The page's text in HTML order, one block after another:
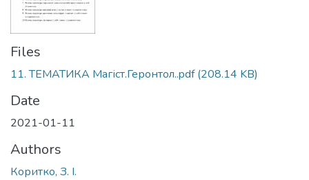
Files
11. ТЕМАТИКА Магіст.Геронтол..pdf(208.14 KB)
Date
2021-01-11
Authors
Коритко, З. І.